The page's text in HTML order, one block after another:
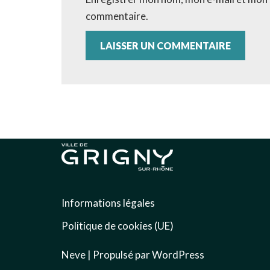
commentaire.
Informations légales
Politique de cookies (UE)
Neve | Propulsé parWordPress